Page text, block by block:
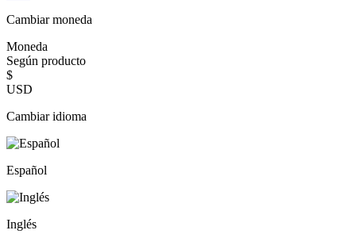
Cambiar moneda
Moneda
Según producto
$
USD
Cambiar idioma
Español
Inglés